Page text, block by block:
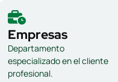
Empresas
Departamento
especializado en el cliente
profesional.